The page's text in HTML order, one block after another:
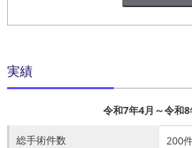
実績
令和7年4月～令和8
総手術件数 200